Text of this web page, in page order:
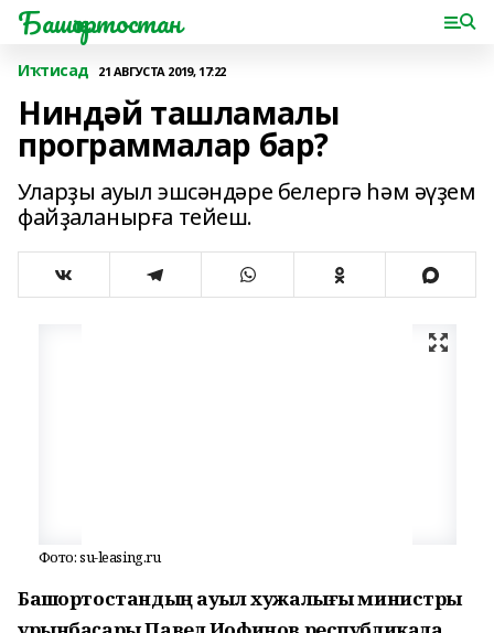
Башҡортостан
Иҡтисад 21 АВГУСТА 2019, 17:22
Ниндәй ташламалы
программалар бар?
Уларҙы ауыл эшсәндәре белергә һәм әүҙем
файҙаланырға тейеш.
Фото: su-leasing.ru
Башҡортостандың ауыл хужалығы министры